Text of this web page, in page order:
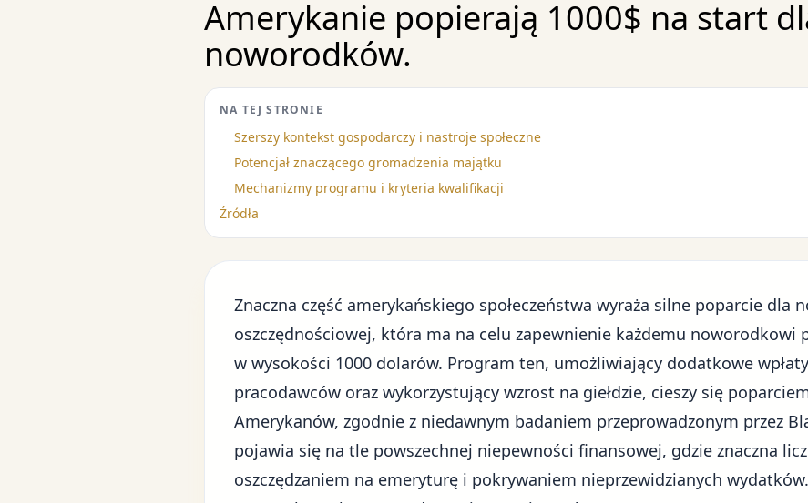
Amerykanie popierają 1000$ na start
noworodków.
NA TEJ STRONIE
Szerszy kontekst gospodarczy i nastroje społeczne
Potencjał znaczącego gromadzenia majątku
Mechanizmy programu i kryteria kwalifikacji
Źródła
Znaczna część amerykańskiego społeczeństwa wyraża silne poparcie dla
oszczędnościowej, która ma na celu zapewnienie każdemu noworodkowi
w wysokości 1000 dolarów. Program ten, umożliwiający dodatkowe
pracodawców oraz wykorzystujący wzrost na giełdzie, cieszy się
Amerykanów, zgodnie z niedawnym badaniem przeprowadzonym przez
pojawia się na tle powszechnej niepewności finansowej, gdzie znaczna
oszczędzaniem na emeryturę i pokrywaniem nieprzewidzianych wydatków.